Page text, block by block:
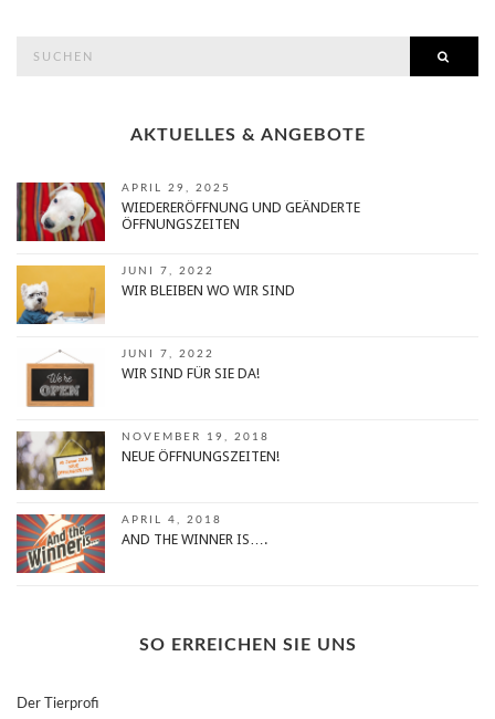
AKTUELLES & ANGEBOTE
APRIL 29, 2025
WIEDERERÖFFNUNG UND GEÄNDERTE
ÖFFNUNGSZEITEN
JUNI 7, 2022
WIR BLEIBEN WO WIR SIND
JUNI 7, 2022
WIR SIND FÜR SIE DA!
NOVEMBER 19, 2018
NEUE ÖFFNUNGSZEITEN!
APRIL 4, 2018
AND THE WINNER IS….
SO ERREICHEN SIE UNS
Der Tierprofi